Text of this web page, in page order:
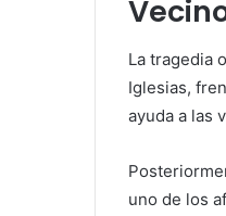
La tragedia
Iglesias,
ayuda a las
uno de los